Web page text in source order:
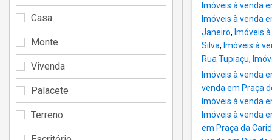
Imóveis à venda
Imóveis à venda
Janeiro, Imóveis
Silva, Imóveis à
Rua Tupiaçu,
Imóveis à venda
venda em Praça
Imóveis à venda
Imóveis à venda
em Praça da
Casa
Monte
Vivenda
Palacete
Terreno